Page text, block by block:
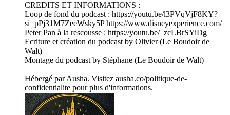
CREDITS ET INFORMATIONS :
Loop de fond du podcast : ⁠https://youtu.be/l3PVqVjF8KY?
si=pPj31M7ZeeWsky5P⁠ https://www.disneyexperience.com/
Peter Pan à la rescousse : https://youtu.be/_zcLBrSYiDg
Ecriture et création du podcast by Olivier (Le Boudoir de
Walt)
Montage du podcast by Stéphane (Le Boudoir de Walt)
Hébergé par Ausha. Visitez ausha.co/politique-de-
confidentialite pour plus d'informations.